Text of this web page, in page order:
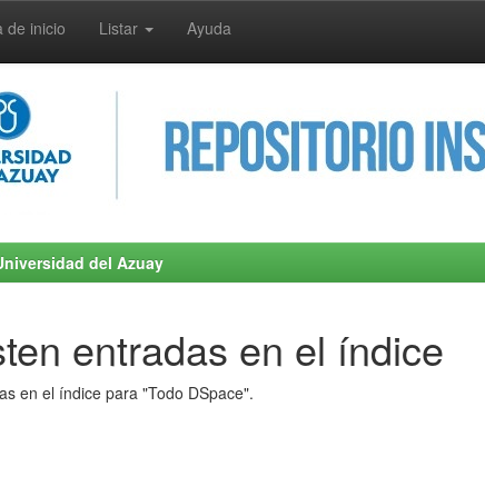
de inicio Listar Ayuda
del Azuay
entradas en el índice
en el índice para "Todo DSpace".